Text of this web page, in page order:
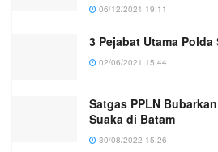
06/12/2021 19:11
3 Pejabat Utama
02/06/2021 15:44
Satgas PPLN
Suaka di Batam
30/08/2022 15:26